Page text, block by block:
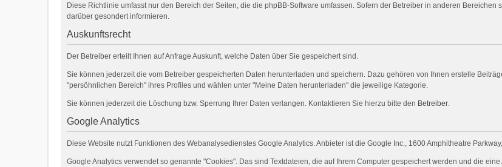
Diese Richtlinie umfasst nur den Bereich der Seiten, die die phpBB-Software umfassen. Sofern der Betreiber in anderen
darüber gesondert informieren.
Auskunftsrecht
Der Betreiber erteilt Ihnen auf Anfrage Auskunft, welche Daten über Sie gespeichert sind.
Sie können jederzeit die vom Betreiber gespeicherten Daten herunterladen und speichern. Dazu gehören von Ihnen erstelle
"persöhnlichen Bereich" ihres Profiles und wählen unter "Meine Daten herunterladen" die jeweilige Kategorie.
Sie können jederzeit die Löschung bzw. Sperrung Ihrer Daten verlangen. Kontaktieren Sie hierzu bitte den Betreiber
Google Analytics
Diese Website nutzt Funktionen des Webanalysedienstes Google Analytics. Anbieter ist die Google Inc., 1600 Amphitheatre
Google Analytics verwendet so genannte "Cookies". Das sind Textdateien, die auf Ihrem Computer gespeichert werden und die